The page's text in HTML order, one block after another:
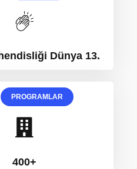
Dünya 13.
PROGRAMLAR
400+